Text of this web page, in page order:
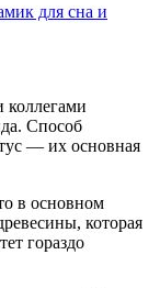
для сна и
коллегами
Способ
— их основная
в основном
которая
гораздо